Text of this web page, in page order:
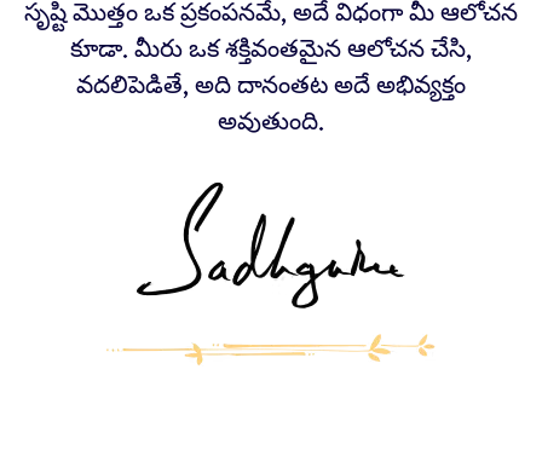
సృష్టి మొత్తం ఒక ప్రకంపనమే, అదే విధంగా మీ ఆలోచన
కూడా. మీరు ఒక శక్తివంతమైన ఆలోచన చేసి,
వదలిపెడితే, అది దానంతట అదే అభివ్యక్తం
అవుతుంది.